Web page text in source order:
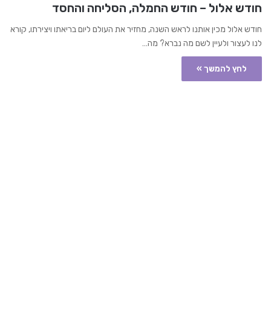
חודש אלול – חודש החמלה, הסליחה והחסד
חודש אלול מכין אותנו לראש השנה, מחזיר את העולם ליום בריאתו ויצירתו, קורא
לנו לעצור ולעיין לשם מה נברא? מה…
לחץ להמשך »